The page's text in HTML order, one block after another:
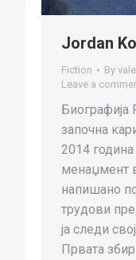
Jordan
Fiction By
Leave a
Биографија
започна
2014
менаџмент
напишано
трудови
ја следи
Првата